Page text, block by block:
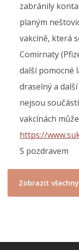
zabránily
planým
vakcíně, která
Comirnaty
další pomocné
draselný a
nejsou
vakcínách
https://
S pozdravem
Zobrazit